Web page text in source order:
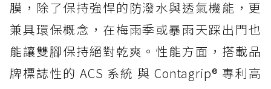
膜，除了保持強悍的防潑水與透氣機能，更
兼具環保概念，在梅雨季或暴雨天踩出門也
能讓雙腳保持絕對乾爽。性能方面，搭載品
牌標誌性的 ACS 系統 與 Contagrip® 專利高